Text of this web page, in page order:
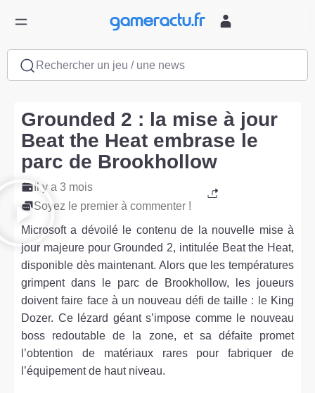
Rechercher un jeu / une news
Grounded 2 : la mise à jour
Beat the Heat embrase le
parc de Brookhollow
Il y a 3 mois
Soyez le premier à commenter !
Microsoft a dévoilé le contenu de la nouvelle mise à
jour majeure pour Grounded 2, intitulée Beat the Heat,
disponible dès maintenant. Alors que les températures
grimpent dans le parc de Brookhollow, les joueurs
doivent faire face à un nouveau défi de taille : le King
Dozer. Ce lézard géant s’impose comme le nouveau
boss redoutable de la zone, et sa défaite promet
l’obtention de matériaux rares pour fabriquer de
l’équipement de haut niveau.